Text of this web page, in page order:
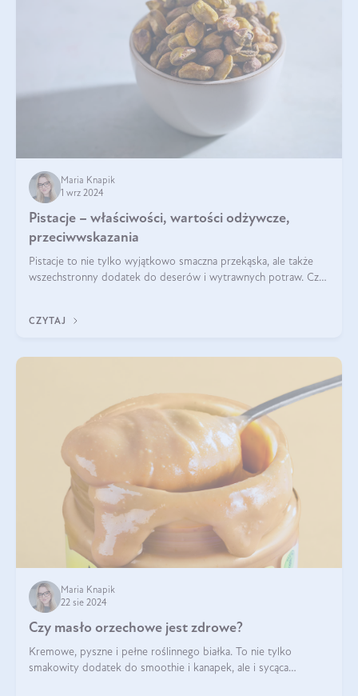
Maria Knapik
1 wrz 2024
Pistacje – właściwości, wartości odżywcze,
przeciwwskazania
Pistacje to nie tylko wyjątkowo smaczna przekąska, ale także
wszechstronny dodatek do deserów i wytrawnych potraw. Czy
CZYTAJ
Maria Knapik
22 sie 2024
Czy masło orzechowe jest zdrowe?
Kremowe, pyszne i pełne roślinnego białka. To nie tylko
smakowity dodatek do smoothie i kanapek, ale i sycąca